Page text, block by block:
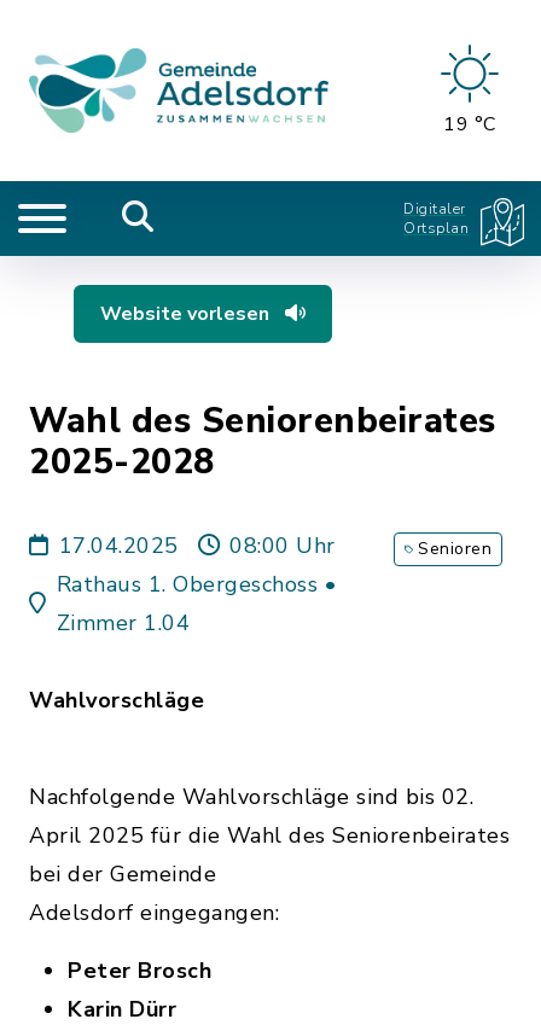
19 °C
Digitaler
Ortsplan
Website vorlesen
Wahl des Seniorenbeirates
2025-2028
17.04.2025
08:00 Uhr
Rathaus 1. Obergeschoss •
Zimmer 1.04
Senioren
Wahlvorschläge
Nachfolgende Wahlvorschläge sind bis 02.
April 2025 für die Wahl des Seniorenbeirates
bei der Gemeinde
Adelsdorf eingegangen:
Peter Brosch
Karin Dürr